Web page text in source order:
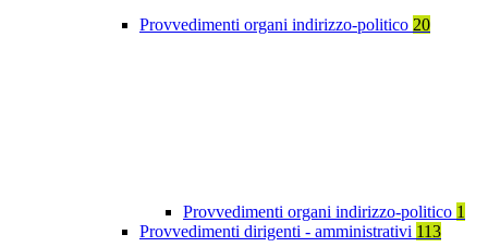
Provvedimenti organi indirizzo-politico 20
Provvedimenti organi indirizzo-politico 1
Provvedimenti dirigenti - amministrativi 113